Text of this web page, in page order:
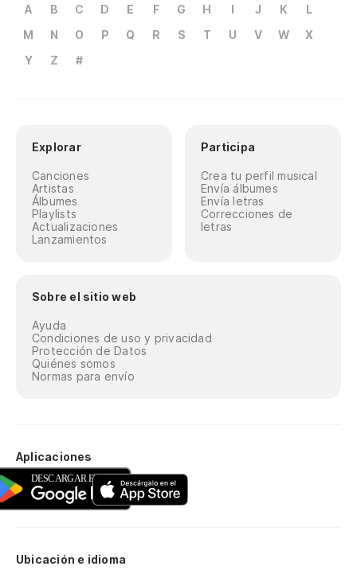
A B C D E F G H I J K
L
M
N O P Q R S T U V W
X
Y
Z #
Explorar
Canciones
Artistas
Álbumes
Playlists
Actualizaciones
Lanzamientos
Participa
Crea tu perfil musical
Envía álbumes
Envía letras
Correcciones de
letras
Sobre el sitio web
Ayuda
Condiciones de uso y privacidad
Protección de Datos
Quiénes somos
Normas para envío
Aplicaciones
Ubicación e idioma